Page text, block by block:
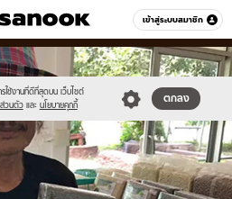
เข้าสู่ระบบสมาชิก
หมวดอื่นๆ
รใช้งานที่ดีที่สุดบน เว็บไซต์
ส่วนตัว และ นโยบายคุกกี้
ตกลง
logo-
740687-